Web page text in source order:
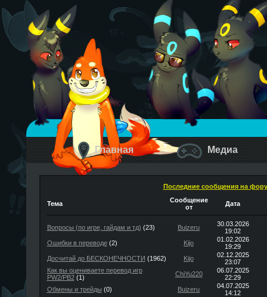
Главная Медиа
Последние сообщения на
Тема
Сообщение
от
Дата
Вопросы (по игре, гайдам и тд) (23) Buizeru
30.03.2026
19:02
Ошибки в переводе(2) Kijo
01.02.2026
19:29
Досчитай до БЕСКОНЕЧНОСТИ (1962) Kijo
02.12.2025
23:07
Как вы оцениваете перевод игр
PW2/PB2(1) ChiYu220
06.07.2025
22:29
Обмены и трейды (0) Buizeru
04.07.2025
14:12